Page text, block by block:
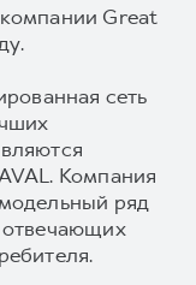
Great
сеть
Компания
ряд